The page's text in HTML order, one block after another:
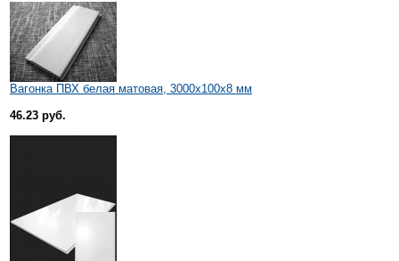
Вагонка ПВХ белая матовая, 3000x100x8 мм
46.23 руб.